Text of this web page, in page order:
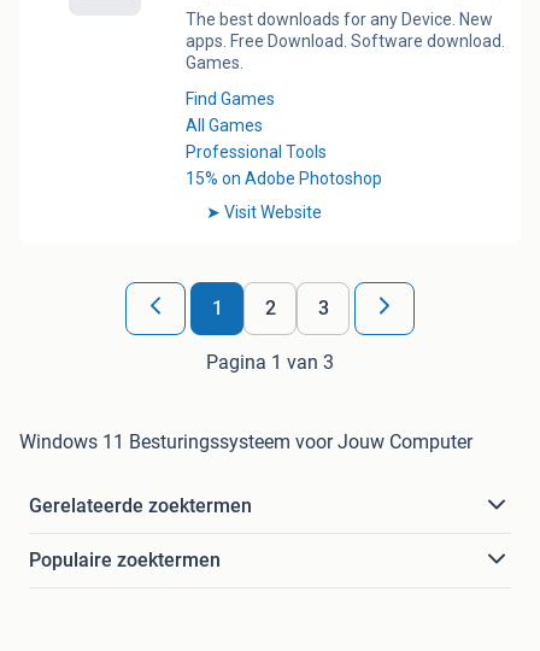
1 2 3
Pagina 1 van 3
Windows 11 Besturingssysteem voor Jouw Computer
Gerelateerde zoektermen
Populaire zoektermen